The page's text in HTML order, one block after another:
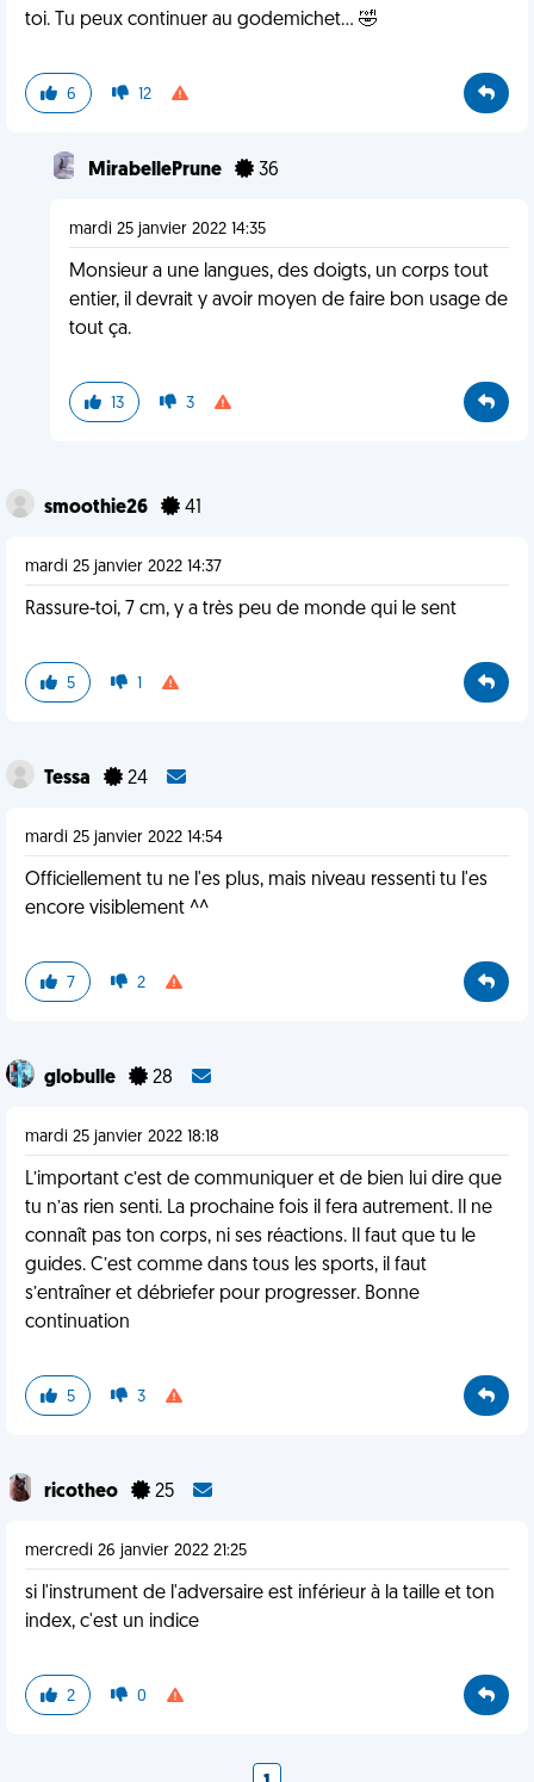
toi. Tu peux continuer au godemichet… 🤣
6 12
MirabellePrune 36
mardi 25 janvier 2022 14:35
Monsieur a une langues, des doigts, un corps tout
entier, il devrait y avoir moyen de faire bon usage de
tout ça.
13 3
smoothie26 41
mardi 25 janvier 2022 14:37
Rassure-toi, 7 cm, y a très peu de monde qui le sent
5 1
Tessa 24
mardi 25 janvier 2022 14:54
Officiellement tu ne l'es plus, mais niveau ressenti tu l'es
encore visiblement ^^
7 2
globulle 28
mardi 25 janvier 2022 18:18
L’important c’est de communiquer et de bien lui dire que
tu n’as rien senti. La prochaine fois il fera autrement. Il ne
connaît pas ton corps, ni ses réactions. Il faut que tu le
guides. C’est comme dans tous les sports, il faut
s’entraîner et débriefer pour progresser. Bonne
continuation
5 3
ricotheo 25
mercredi 26 janvier 2022 21:25
si l'instrument de l'adversaire est inférieur à la taille et ton
index, c'est un indice
2 0